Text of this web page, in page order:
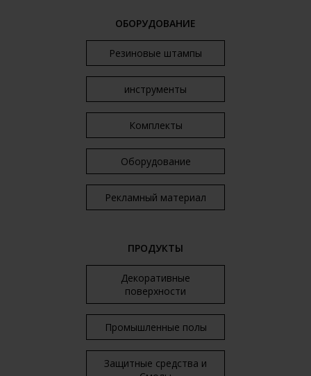
ОБОРУДОВАНИЕ
Резиновые штампы
инструменты
Комплекты
Оборудование
Рекламный материал
ПРОДУКТЫ
Декоративные
поверхности
Промышленные полы
Защитные средства и